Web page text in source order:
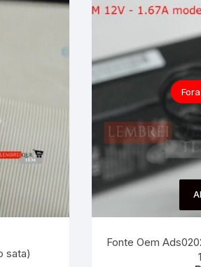
sata)
Fonte Oem Ads0202-u120167